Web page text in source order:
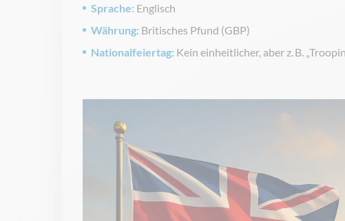
Sprache: Englisch
Währung: Britisches Pfund (GBP)
Nationalfeiertag: Kein einheitlicher, aber z. B.